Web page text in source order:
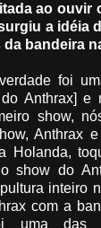
ao ouvir
a idéia
bandeira
foi
Anthrax]
show,
Anthrax
Holanda,
show do
inteiro
com a
uma das